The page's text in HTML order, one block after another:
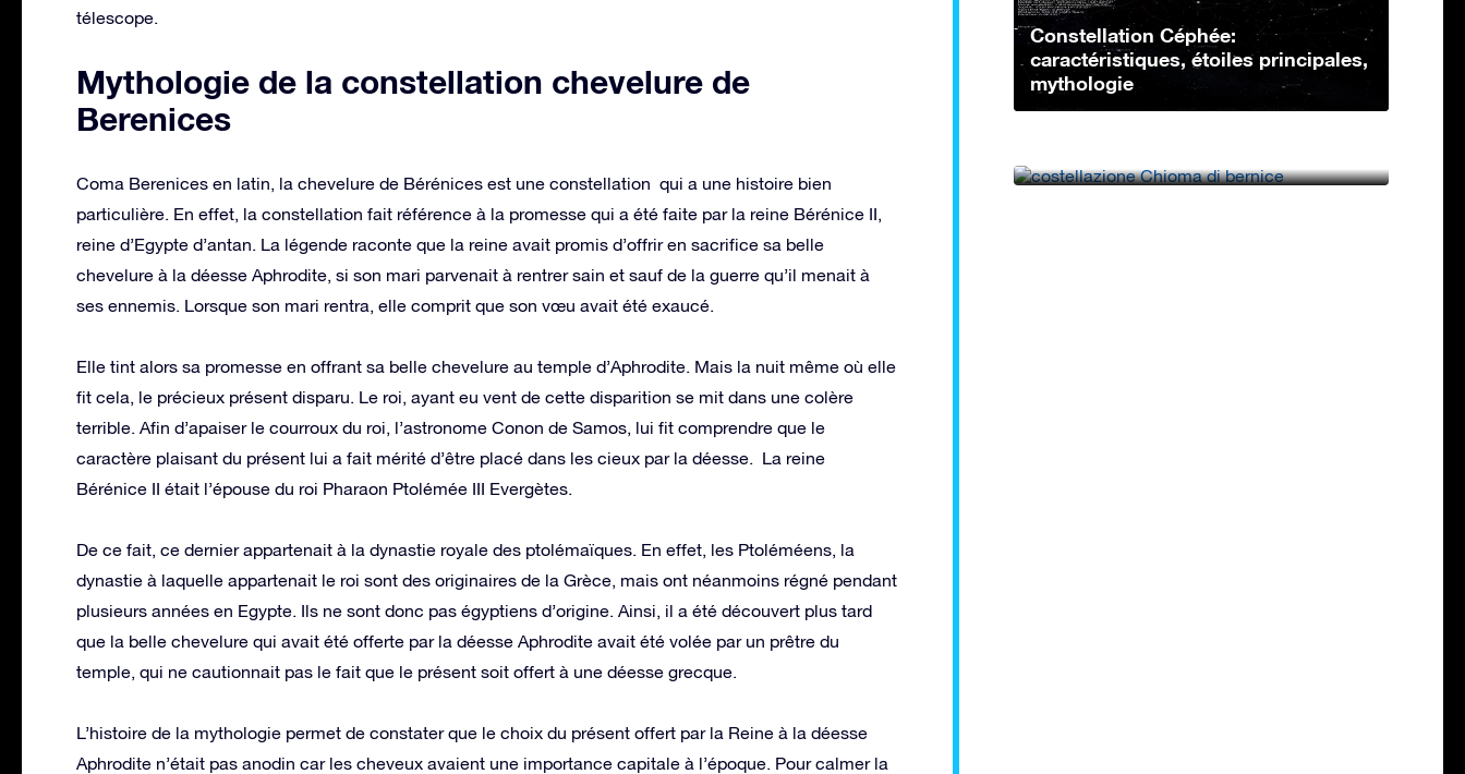
télescope.
Mythologie de la constellation chevelure de
Berenices
Coma Berenices en latin, la chevelure de Bérénices est une constellation qui a une histoire bien
particulière. En effet, la constellation fait référence à la promesse qui a été faite par la reine Bérénice II,
reine d’Egypte d’antan. La légende raconte que la reine avait promis d’offrir en sacrifice sa belle
chevelure à la déesse Aphrodite, si son mari parvenait à rentrer sain et sauf de la guerre qu’il menait à
ses ennemis. Lorsque son mari rentra, elle comprit que son vœu avait été exaucé.
Elle tint alors sa promesse en offrant sa belle chevelure au temple d’Aphrodite. Mais la nuit même où elle
fit cela, le précieux présent disparu. Le roi, ayant eu vent de cette disparition se mit dans une colère
terrible. Afin d’apaiser le courroux du roi, l’astronome Conon de Samos, lui fit comprendre que le
caractère plaisant du présent lui a fait mérité d’être placé dans les cieux par la déesse. La reine
Bérénice II était l’épouse du roi Pharaon Ptolémée III Evergètes.
De ce fait, ce dernier appartenait à la dynastie royale des ptolémaïques. En effet, les Ptoléméens, la
dynastie à laquelle appartenait le roi sont des originaires de la Grèce, mais ont néanmoins régné pendant
plusieurs années en Egypte. Ils ne sont donc pas égyptiens d’origine. Ainsi, il a été découvert plus tard
que la belle chevelure qui avait été offerte par la déesse Aphrodite avait été volée par un prêtre du
temple, qui ne cautionnait pas le fait que le présent soit offert à une déesse grecque.
L’histoire de la mythologie permet de constater que le choix du présent offert par la Reine à la déesse
Aphrodite n’était pas anodin car les cheveux avaient une importance capitale à l’époque. Pour calmer la
Constellation Céphée:
caractéristiques, étoiles principales,
mythologie
Constellation Chevelure de